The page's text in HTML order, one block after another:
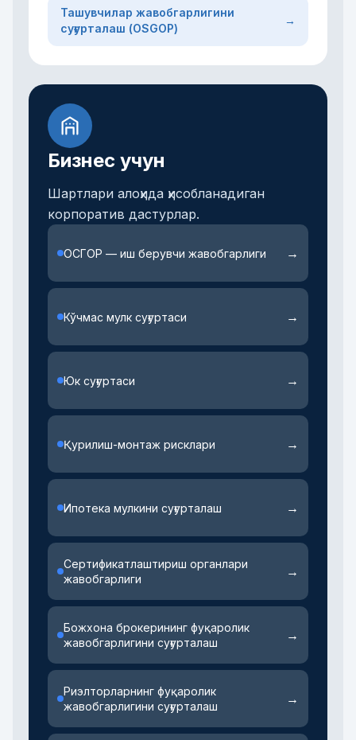
Ташувчилар жавобгарлигини
суғурталаш (OSGOP)
→
Бизнес учун
Шартлари алоҳида ҳисобланадиган
корпоратив дастурлар.
ОСГОР — иш берувчи жавобгарлиги →
Кўчмас мулк суғуртаси →
Юк суғуртаси →
Қурилиш-монтаж рисклари →
Ипотека мулкини суғурталаш →
Сертификатлаштириш органлари
жавобгарлиги
→
Божхона брокерининг фуқаролик
жавобгарлигини суғурталаш
→
Риэлторларнинг фуқаролик
жавобгарлигини суғурталаш
→